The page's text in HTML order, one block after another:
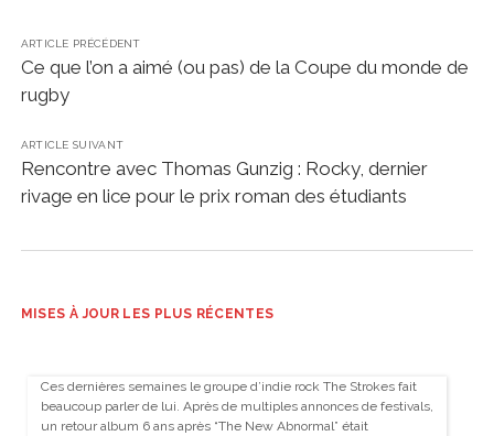
ARTICLE PRÉCÉDENT
Ce que l’on a aimé (ou pas) de la Coupe du monde de
rugby
ARTICLE SUIVANT
Rencontre avec Thomas Gunzig : Rocky, dernier
rivage en lice pour le prix roman des étudiants
MISES À JOUR LES PLUS RÉCENTES
Ces dernières semaines le groupe d’indie rock The Strokes fait
beaucoup parler de lui. Après de multiples annonces de festivals,
un retour album 6 ans après “The New Abnormal” était